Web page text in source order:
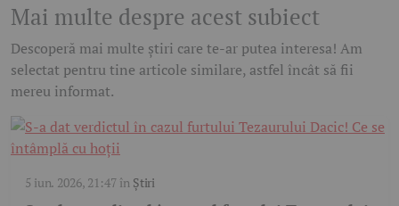
Mai multe despre acest subiect
Descoperă mai multe știri care te-ar putea interesa! Am
selectat pentru tine articole similare, astfel încât să fii
mereu informat.
5 iun. 2026, 21:47în Știri